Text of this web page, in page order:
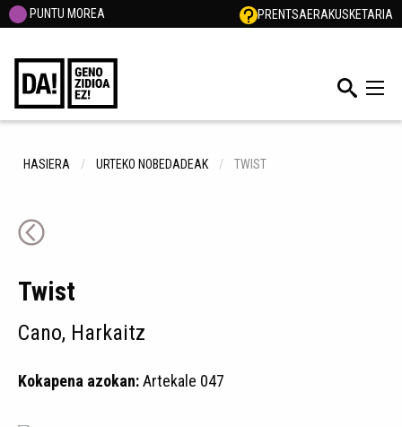
PUNTU MOREA PRENTSAERAKUSKETARIA
HASIERA URTEKO NOBEDADEAK TWIST
Twist
Cano, Harkaitz
Kokapena azokan:Artekale 047